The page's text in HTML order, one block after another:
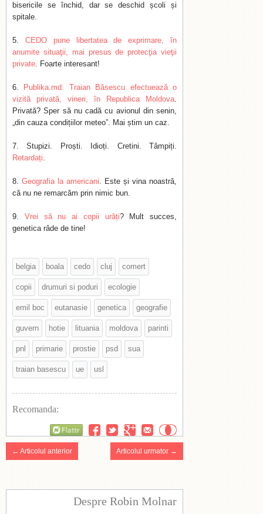
bisericile se închid, dar se deschid școli și
spitale.
CEDO pune libertatea de exprimare, în
anumite situaţii, mai presus de protecţia vieţii
private. Foarte interesant!
Publika.md: Traian Băsescu efectuează o
vizită privată, vineri, în Republica Moldova.
Privată? Sper să nu cadă cu avionul din senin,
„din cauza condițiilor meteo”. Mai știm un caz.
Stupizi. Proști. Idioți. Cretini. Tâmpiți.
Retardați.
Geografia la americani. Este și vina noastră,
că nu ne remarcăm prin nimic bun.
Vrei să nu ai copii urâți? Mult succes,
genetica râde de tine!
belgia boala cedo cluj comert
copii drumuri si poduri ecologie
emil boc eutanasie genetica geografie
guvern hotie lituania moldova parinti
pnl primarie prostie psd sua
traian basescu ue usl
Recomanda:
← Articolul anterior Articolul urmator →
Despre Robin Molnar